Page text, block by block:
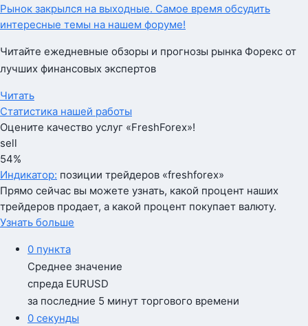
Рынок закрылся на выходные. Самое время обсудить
интересные темы на нашем форуме!
Читайте ежедневные обзоры и прогнозы рынка Форекс от
лучших финансовых экспертов
Читать
Статистика нашей работы
Оцените качество услуг «FreshForex»!
sell
54%
Индикатор: позиции трейдеров «freshforex»
Прямо сейчас вы можете узнать, какой процент наших
трейдеров продает, а какой процент покупает валюту.
Узнать больше
0 пункта
Среднее значение
спреда EURUSD
за последние 5 минут торгового времени
0 секунды